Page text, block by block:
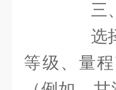
三、
选择
等级、量